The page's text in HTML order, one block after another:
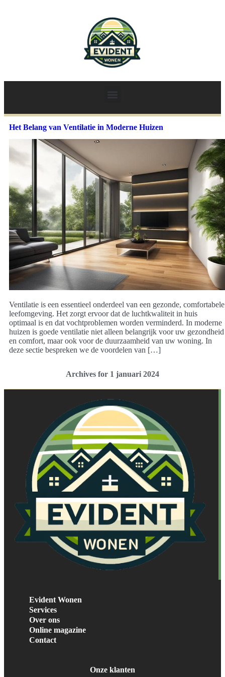
Het Belang van Ventilatie in Moderne Huizen
Ventilatie is een essentieel onderdeel van een gezonde, comfortabele
leefomgeving. Het zorgt ervoor dat de luchtkwaliteit in huis
optimaal is en dat vochtproblemen worden verminderd. In moderne
huizen is goede ventilatie niet alleen belangrijk voor uw gezondheid
en comfort, maar ook voor de duurzaamheid van uw woning. In
deze sectie bespreken we de voordelen van […]
Archives for 1 januari 2024
Evident Wonen
Services
Over ons
Online magazine
Contact
Onze klanten